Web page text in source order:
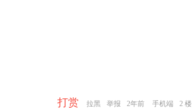
打赏 拉黑 举报 2年前 手机端 2 楼